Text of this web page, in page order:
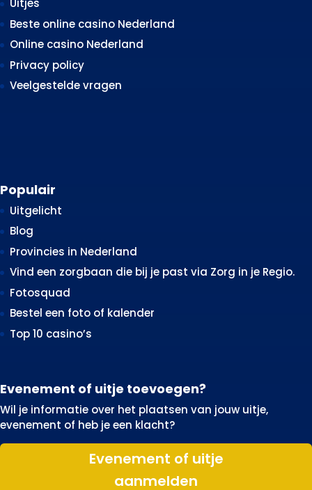
Uitjes
Beste online casino Nederland
Online casino Nederland
Privacy policy
Veelgestelde vragen
Populair
Uitgelicht
Blog
Provincies in Nederland
Vind een zorgbaan die bij je past via Zorg in je Regio.
Fotosquad
Bestel een foto of kalender
Top 10 casino’s
Evenement of uitje toevoegen?
Wil je informatie over het plaatsen van jouw uitje,
evenement of heb je een klacht?
Evenement of uitje
aanmelden